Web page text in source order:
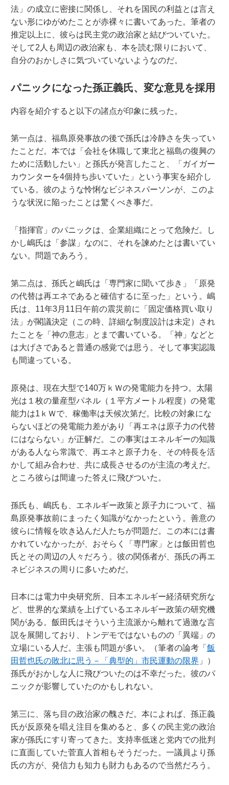
法」の成立に密接に関係し、それを国民の利益とは言え
ない形にゆがめたことが赤裸々に書いてあった。筆者の
推定以上に、彼らは民主党の政治家と結びついていた。
そして2人も周辺の政治家も、本を読む限りにおいて、
自分のおかしさに気づいていないようなのだ。
パニックになった孫正義氏、変な意見を採用
内容を紹介すると以下の諸点が印象に残った。
第一点は、福島原発事故の後で孫氏は冷静さを失ってい
たことだ。本では「会社を休職して東北と福島の復興の
ために活動したい」と孫氏が発言したこと、「ガイガー
カウンターを4個持ち歩いていた」という事実を紹介し
ている。彼のような怜悧なビジネスパーソンが、このよ
うな状況に陥ったことは驚くべき事だ。
「指揮官」のパニックは、企業組織にとって危険だ。し
かし嶋氏は「参謀」なのに、それを諫めたとは書いてい
ない。問題であろう。
第二点は、孫氏と嶋氏は「専門家に聞いて歩き」「原発
の代替は再エネであると確信するに至った」という。嶋
氏は、11年3月11日午前の震災前に「固定価格買い取り
法」が閣議決定（この時、詳細な制度設計は未定）され
たことを「神の意志」とまで書いている。「神」などと
は大げさであると普通の感覚では思う。そして事実認識
も間違っている。
原発は、現在大型で140万ｋＷの発電能力を持つ。太陽
光は１枚の量産型パネル（１平方メートル程度）の発電
能力は1ｋＷで、稼働率は天候次第だ。比較の対象にな
らないほどの発電能力差があり「再エネは原子力の代替
にはならない」が正解だ。この事実はエネルギーの知識
がある人なら常識で、再エネと原子力を、その特長を活
かして組み合わせ、共に成長させるのが主流の考えだ。
ところ彼らは間違った答えに飛びついた。
孫氏も、嶋氏も、エネルギー政策と原子力について、福
島原発事故前にまったく知識がなかったという。善意の
彼らに情報を吹き込んだ人たちが問題だ。この本には書
かれていなかったが、おそらく「専門家」とは飯田哲也
氏とその周辺の人々だろう。彼の関係者が、孫氏の再エ
ネビジネスの周りに多いためだ。
日本には電力中央研究所、日本エネルギー経済研究所な
ど、世界的な業績を上げているエネルギー政策の研究機
関がある。飯田氏はそういう主流派から離れて過激な言
説を展開しており、トンデモではないものの「異端」の
立場にいる人だ。主張も問題が多い。（筆者の論考「 飯
田哲也氏の敗北に思う－「典型的」市民運動の限界 」）
孫氏がおかしな人に飛びついたのは不幸だった。彼のパ
ニックが影響していたのかもしれない。
第三に、落ち目の政治家の醜さだ。本によれば、孫正義
氏が反原発を唱え注目を集めると、多くの民主党の政治
家が孫氏にすり寄ってきた。支持率低迷と党内での批判
に直面していた菅直人首相もそうだった。一議員より孫
氏の方が、発信力も知力も財力もあるので当然だろう。